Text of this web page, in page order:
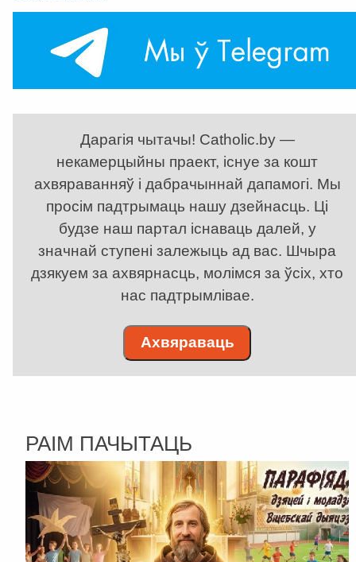
Дарагія чытачы! Catholic.by —
некамерцыйны праект, існуе за кошт
ахвяраванняў і дабрачыннай дапамогі. Мы
просім падтрымаць нашу дзейнасць. Ці
будзе наш партал існаваць далей, у
значнай ступені залежыць ад вас. Шчыра
дзякуем за ахвярнасць, молімся за ўсіх, хто
нас падтрымлівае.
Ахвяраваць
РАІМ ПАЧЫТАЦЬ